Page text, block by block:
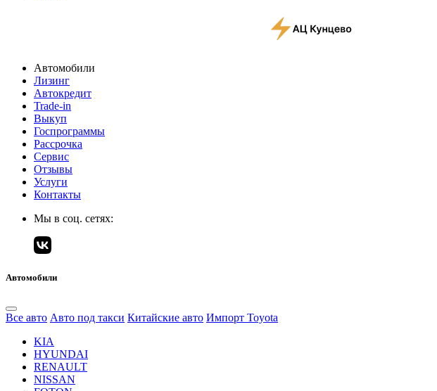
Автомобили
Лизинг
Автокредит
Trade-in
Выкуп
Госпрограммы
Рассрочка
Сервис
Отзывы
Услуги
Контакты
Мы в соц. сетях:
Автомобили
Все авто Авто под такси Китайские авто Импорт Toyota
KIA
HYUNDAI
RENAULT
NISSAN